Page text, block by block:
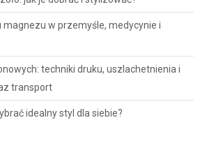
w przemyśle, medycynie i
techniki druku, uszlachetnienia i
transport
idealny styl dla siebie?